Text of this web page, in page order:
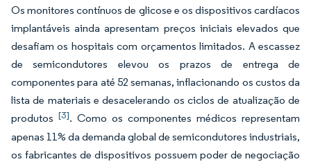
Os monitores contínuos de glicose e os dispositivos cardíacos
implantáveis ainda apresentam preços iniciais elevados que
desafiam os hospitais com orçamentos limitados. A escassez
de semicondutores elevou os prazos de entrega de
componentes para até 52 semanas, inflacionando os custos da
lista de materiais e desacelerando os ciclos de atualização de
produtos [3]. Como os componentes médicos representam
apenas 11% da demanda global de semicondutores industriais,
os fabricantes de dispositivos possuem poder de negociação